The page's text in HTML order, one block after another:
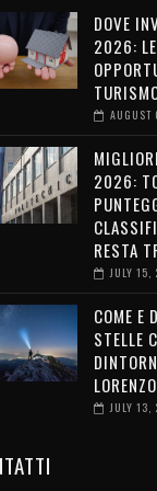
DOVE
2026: LE
2026:
RESTA
JULY 15,
COME E
STELLE
JULY 13,